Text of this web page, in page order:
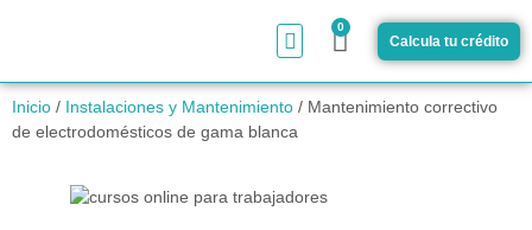
0
Calcula tu crédito
Inicio / Instalaciones y Mantenimiento / Mantenimiento correctivo
de electrodomésticos de gama blanca